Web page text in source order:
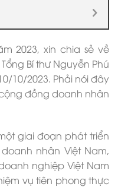
2023, xin chia sẻ về
Bí thư Nguyễn Phú
10/2023. Phải nói đây
đồng doanh nhân
giai đoạn phát triển
nhân Việt Nam,
nghiệp Việt Nam
vụ tiên phong thực